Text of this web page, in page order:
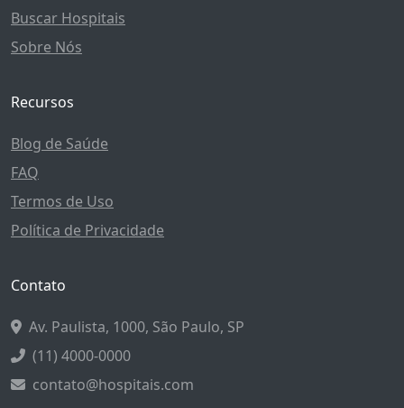
Buscar Hospitais
Sobre Nós
Recursos
Blog de Saúde
FAQ
Termos de Uso
Política de Privacidade
Contato
Av. Paulista, 1000, São Paulo, SP
(11) 4000-0000
contato@hospitais.com